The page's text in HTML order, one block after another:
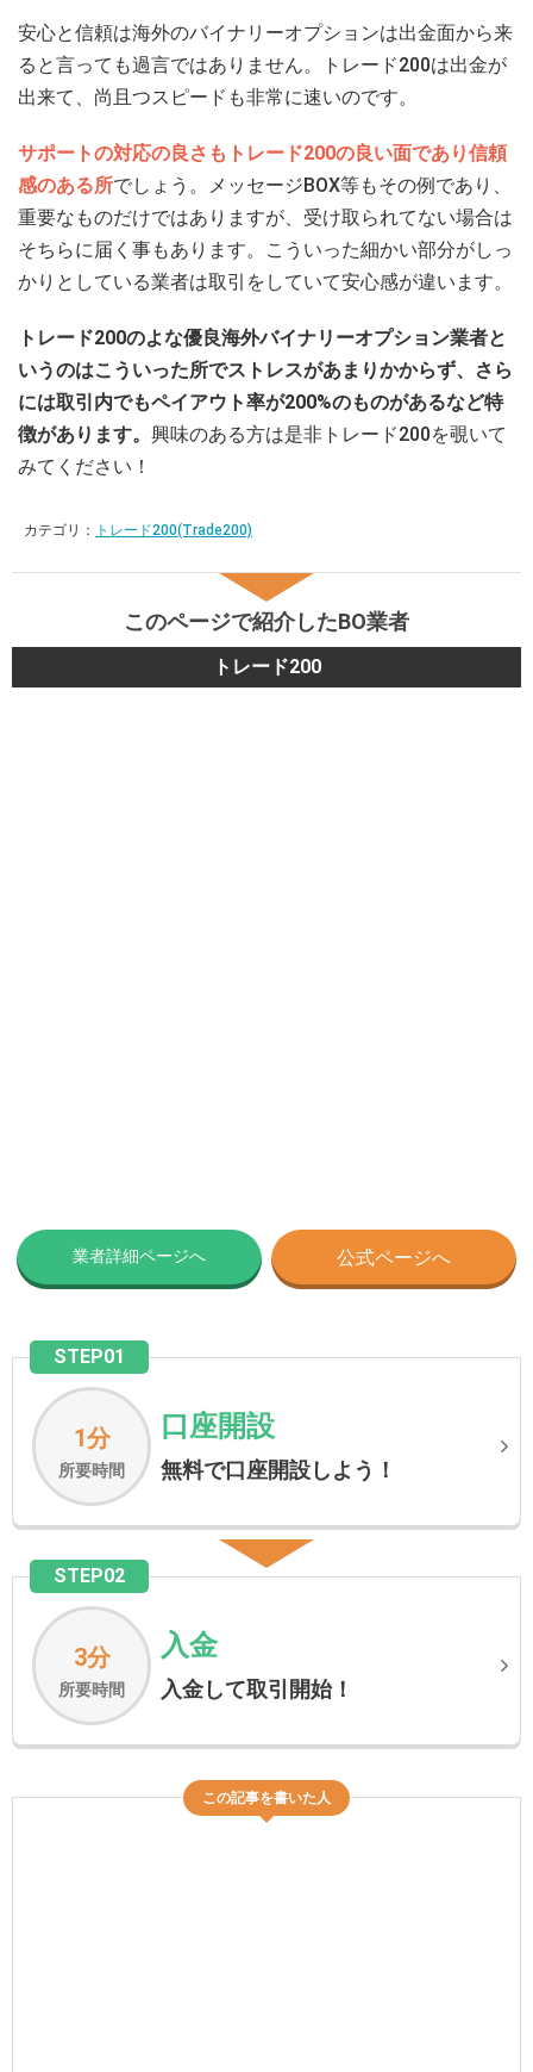
安心と信頼は海外のバイナリーオプションは出金面から来
ると言っても過言ではありません。トレード200は出金が
出来て、尚且つスピードも非常に速いのです。
サポートの対応の良さもトレード200の良い面であり信頼
感のある所でしょう。メッセージBOX等もその例であり、
重要なものだけではありますが、受け取られてない場合は
そちらに届く事もあります。こういった細かい部分がしっ
かりとしている業者は取引をしていて安心感が違います。
トレード200のよな優良海外バイナリーオプション業者と
いうのはこういった所でストレスがあまりかからず、さら
には取引内でもペイアウト率が200%のものがあるなど特
徴があります。 興味のある方は是非トレード200を覗いて
みてください！
カテゴリ： トレード200(Trade200)
このページで紹介したBO業者
トレード200
業者詳細ページへ 公式ページへ
STEP01
1分
所要時間
口座開設
無料で口座開設しよう！
STEP02
3分
所要時間
入金
入金して取引開始！
この記事を書いた人